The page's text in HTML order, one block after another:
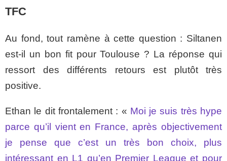
TFC
Au fond, tout ramène à cette question : Siltanen
est-il un bon fit pour Toulouse ? La réponse qui
ressort des différents retours est plutôt très
positive.
Ethan le dit frontalement : « Moi je suis très hype
parce qu’il vient en France, après objectivement
je pense que c’est un très bon choix, plus
intéressant en L1 qu’en Premier League et pour